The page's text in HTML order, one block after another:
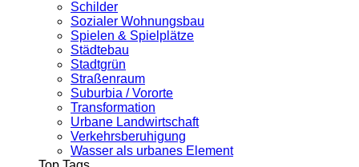
Schilder
Sozialer Wohnungsbau
Spielen & Spielplätze
Städtebau
Stadtgrün
Straßenraum
Suburbia / Vororte
Transformation
Urbane Landwirtschaft
Verkehrsberuhigung
Wasser als urbanes Element